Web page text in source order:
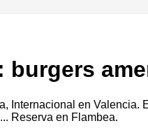
burgers
Internacional en Valencia.
Reserva en Flambea.